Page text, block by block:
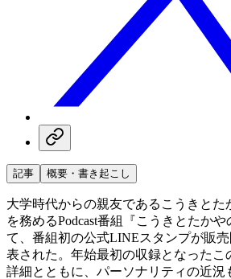
記事 概要・書き起こし
大学時代からの親友であるこうきとた
を務めるPodcast番組『こうきとたか
て、番組初の公式LINEスタンプが販
表された。年始最初の収録となったこ
詳細とともに、パーソナリティの近況